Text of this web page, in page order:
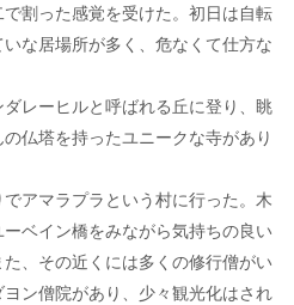
割った感覚を受けた。初日は自転
な居場所が多く、危なくて仕方な
レーヒルと呼ばれる丘に登り、眺
仏塔を持ったユニークな寺があり
アマラプラという村に行った。木
ベイン橋をみながら気持ちの良い
、その近くには多くの修行僧がい
ン僧院があり、少々観光化はされ